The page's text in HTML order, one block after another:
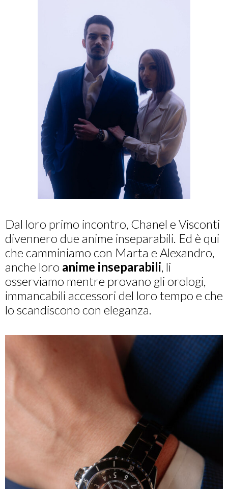
Dal loro primo incontro, Chanel e Visconti
divennero due anime inseparabili. Ed è qui
che camminiamo con Marta e Alexandro,
anche loro anime inseparabili, li
osserviamo mentre provano gli orologi,
immancabili accessori del loro tempo e che
lo scandiscono con eleganza.